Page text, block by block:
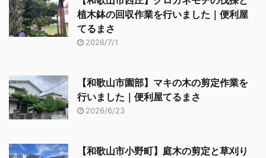
植木鉢の回収作業を行いました｜便利屋
てるまさ
2026/7/1
【和歌山市園部】マキの木の剪定作業を
行いました｜便利屋てるまさ
2026/6/23
【和歌山市小野町】庭木の剪定と草刈り